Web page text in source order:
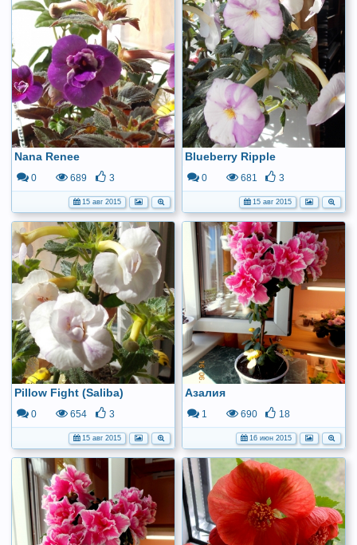
Nana Renee
0 689 3
15 авг 2015
Blueberry Ripple
0 681 3
15 авг 2015
Pillow Fight (Saliba)
0 654 3
15 авг 2015
Азалия
1 690 18
16 июн 2015